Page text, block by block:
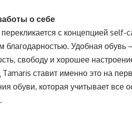
о себе
с концепцией self-
благодарностью. Удобная обувь
свободу и хорошее
ставит именно это на
обуви, которая учитывает все